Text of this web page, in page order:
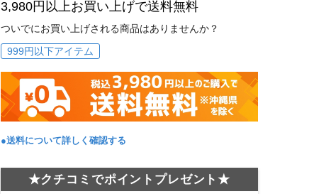
3,980円以上お買い上げで送料無料
ついでにお買い上げされる商品はありませんか？
999円以下アイテム
●送料について詳しく確認する
★クチコミでポイントプレゼント★